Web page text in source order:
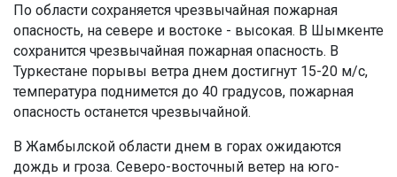
По области сохраняется чрезвычайная пожарная
опасность, на севере и востоке - высокая. В Шымкенте
сохранится чрезвычайная пожарная опасность. В
Туркестане порывы ветра днем достигнут 15-20 м/с,
температура поднимется до 40 градусов, пожарная
опасность останется чрезвычайной.
В Жамбылской области днем в горах ожидаются
дождь и гроза. Северо-восточный ветер на юго-